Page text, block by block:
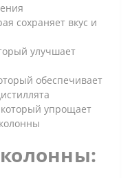
сохраняет вкус и
улучшает
обеспечивает
упрощает